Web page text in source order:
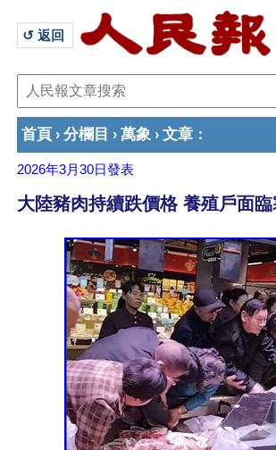
↺ 返回
首頁 › 分欄目 › 萬象 › 文章 ：
2026年3月30日發表
大陸豬肉持續跌價格 養殖戶面臨